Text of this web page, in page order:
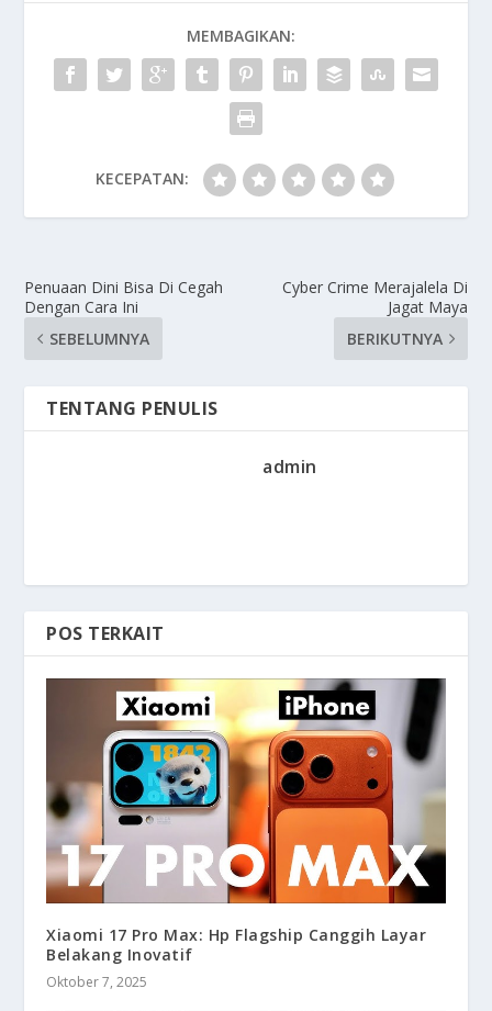
MEMBAGIKAN:
KECEPATAN:
Penuaan Dini Bisa Di Cegah
Dengan Cara Ini
SEBELUMNYA
Cyber Crime Merajalela Di
Jagat Maya
BERIKUTNYA
TENTANG PENULIS
admin
POS TERKAIT
Xiaomi 17 Pro Max: Hp Flagship Canggih Layar
Belakang Inovatif
Oktober 7, 2025